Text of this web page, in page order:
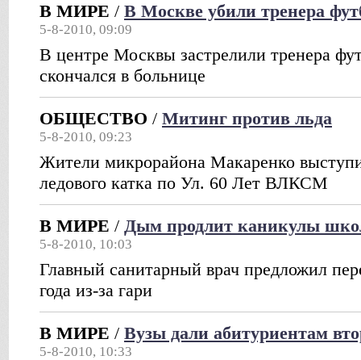
В МИРЕ / В Москве убили тренера
5-8-2010, 09:09
В центре Москвы застрелили тренера
скончался в больнице
ОБЩЕСТВО / Митинг против льда
5-8-2010, 09:23
Жители микрорайона Макаренко
ледового катка по Ул. 60 Лет ВЛКСМ
В МИРЕ / Дым продлит каникулы
5-8-2010, 10:03
Главный санитарный врач предложил
года из-за гари
В МИРЕ / Вузы дали абитуриентам
5-8-2010, 10:33